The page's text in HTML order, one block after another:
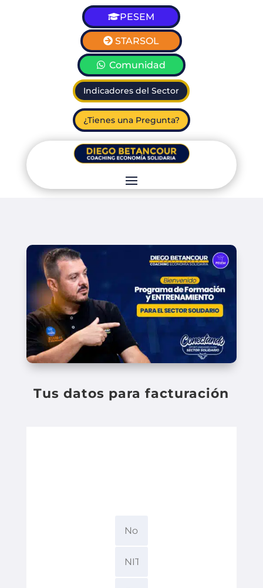
PESEM
STARSOL
Comunidad
Indicadores del Sector
¿Tienes una Pregunta?
Tus datos para facturación